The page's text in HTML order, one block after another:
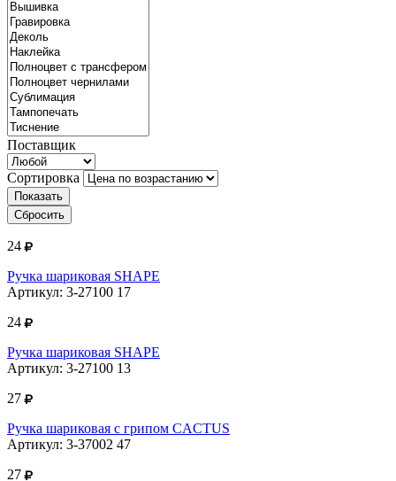
Поставщик
Сортировка
Показать
Сбросить
24
Ручка шариковая SHAPE
Артикул: 3-27100 17
24
Ручка шариковая SHAPE
Артикул: 3-27100 13
27
Ручка шариковая с грипом CACTUS
Артикул: 3-37002 47
27